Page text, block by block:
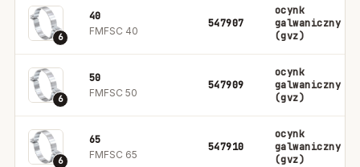
6
40
FMFSC 40
547907
ocynk
galwaniczny
(gvz)
6
50
FMFSC 50
547909
ocynk
galwaniczny
(gvz)
6
65
FMFSC 65
547910
ocynk
galwaniczny
(gvz)